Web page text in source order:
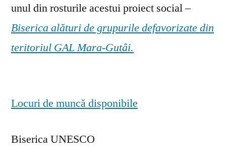
unul din rosturile acestui proiect social –
Biserica alături de grupurile defavorizate din
teritoriul GAL Mara-Gutâi.
Locuri de muncă disponibile
Biserica UNESCO